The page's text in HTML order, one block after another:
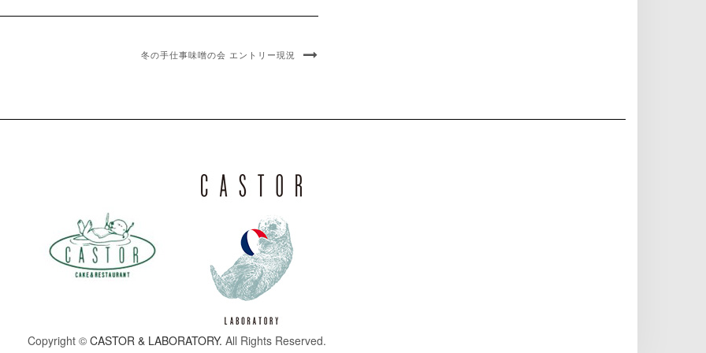
冬の手仕事味噌の会 エントリー現況
Copyright © CASTOR & LABORATORY. All Rights Reserved.